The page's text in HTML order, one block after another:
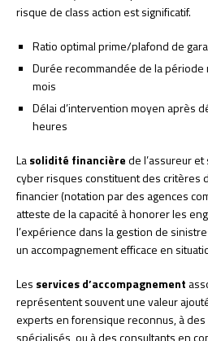
risque de class action est significatif.
Ratio optimal prime/plafond de
Durée recommandée de la
mois
Délai d’intervention moyen après
heures
Lasolidité financièrede l’assureur
cyber risques constituent des critères
financier (notation par des agences
atteste de la capacité à honorer les
l’expérience dans la gestion de
un accompagnement efficace en
Les services d’accompagnement
représentent souvent une valeur
experts en forensique reconnus, à